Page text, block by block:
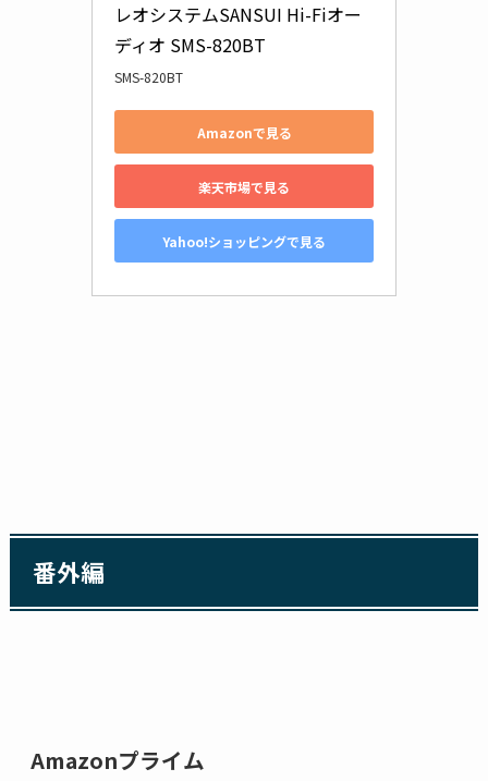
レオシステムSANSUI Hi-Fiオー
ディオ SMS-820BT
SMS-820BT
Amazonで見る
楽天市場で見る
Yahoo!ショッピングで見る
番外編
Amazonプライム